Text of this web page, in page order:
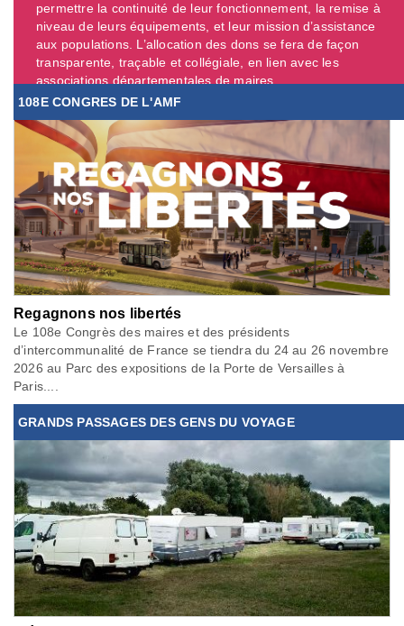
permettre la continuité de leur fonctionnement, la remise à
niveau de leurs équipements, et leur mission d’assistance
aux populations. L’allocation des dons se fera de façon
transparente, traçable et collégiale, en lien avec les
associations départementales de maires. ...
108E CONGRES DE L'AMF
Regagnons nos libertés
Le 108e Congrès des maires et des présidents
d’intercommunalité de France se tiendra du 24 au 26 novembre
2026 au Parc des expositions de la Porte de Versailles à
Paris....
GRANDS PASSAGES DES GENS DU VOYAGE